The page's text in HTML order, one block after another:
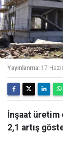
Yayınlanma: 17
İnşaat üretim
2,1 artış